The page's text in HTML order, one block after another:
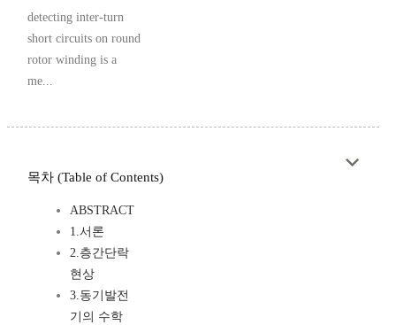
detecting inter-turn
short circuits on round
rotor winding is a
me...
목차 (Table of Contents)
ABSTRACT
1.서론
2.층간단락
현상
3.동기발전
기의 수학